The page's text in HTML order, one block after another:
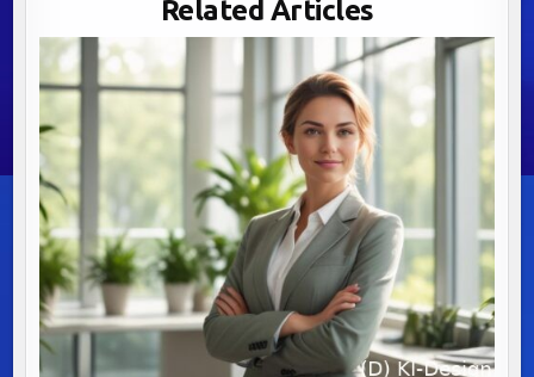
SCHLÜSSEL
ZUR
WERTSCHÖPFUNG
DURCH
PRÄZISE
UND
VERLÄSSLICHE
DATENQUALITÄT
Related Articles